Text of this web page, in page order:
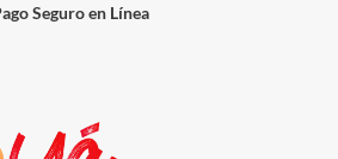
Seguro en Línea